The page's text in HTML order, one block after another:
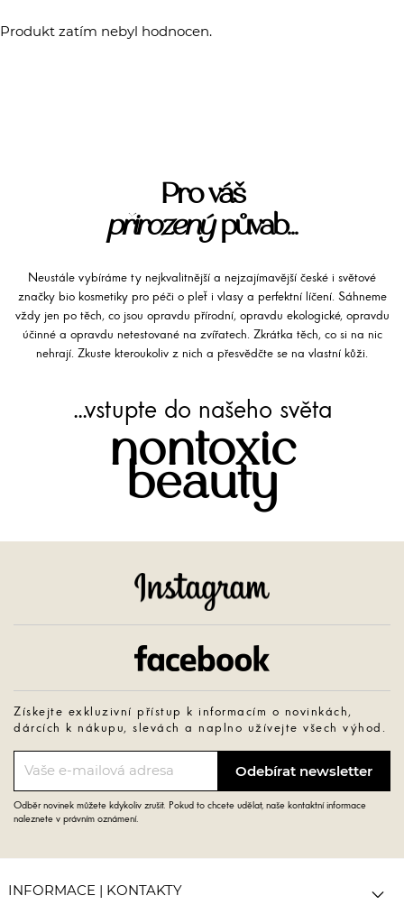
Produkt zatím nebyl hodnocen.
Pro váš
přirozenýpůvab...
Neustále vybíráme ty nejkvalitnější a nejzajímavější české i světové
značky bio kosmetiky pro péči o pleť i vlasy a perfektní líčení. Sáhneme
vždy jen po těch, co jsou opravdu přírodní, opravdu ekologické, opravdu
účinné a opravdu netestované na zvířatech. Zkrátka těch, co si na nic
nehrají. Zkuste kteroukoliv z nich a přesvědčte se na vlastní kůži.
...vstupte do našeho světa
nontoxic
beauty
Získejte exkluzivní přístup k informacím o novinkách,
dárcích k nákupu, slevách a naplno užívejte všech výhod.
Odběr novinek můžete kdykoliv zrušit. Pokud to chcete udělat, naše kontaktní informace
naleznete v právním oznámení.
INFORMACE | KONTAKTY 